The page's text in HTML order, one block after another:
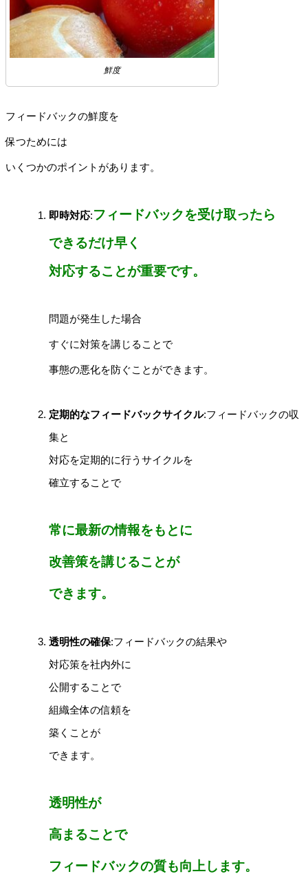
鮮度
フィードバックの鮮度を
保つためには
いくつかのポイントがあります。
即時対応:フィードバックを受け取ったら
できるだけ早く
対応することが重要です。
問題が発生した場合
すぐに対策を講じることで
事態の悪化を防ぐことができます。
定期的なフィードバックサイクル:フィードバックの収
集と
対応を定期的に行うサイクルを
確立することで
常に最新の情報をもとに
改善策を講じることが
できます。
透明性の確保:フィードバックの結果や
対応策を社内外に
公開することで
組織全体の信頼を
築くことが
できます。
透明性が
高まることで
フィードバックの質も向上します。